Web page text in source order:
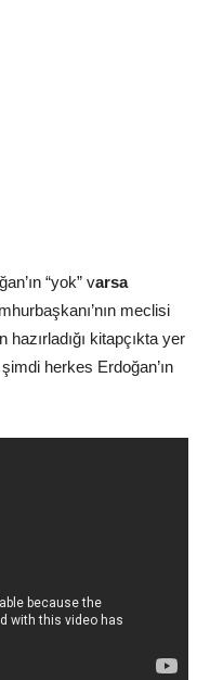
“yok” varsa
meclisi
kitapçıkta yer
herkes Erdoğan’ın